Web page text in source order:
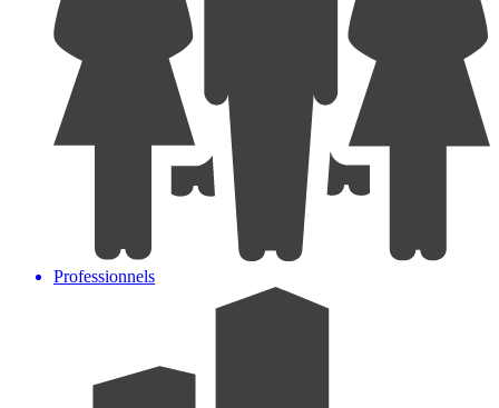
Professionnels